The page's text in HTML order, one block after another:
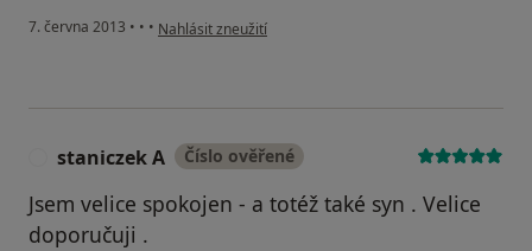
7. června 2013 • • • podle názoru uživatele Váš účet byl odstraněn
Nahlásit zneužití
staniczek A Číslo ověřené
Jsem velice spokojen - a totéž také syn . Velice
doporučuji .